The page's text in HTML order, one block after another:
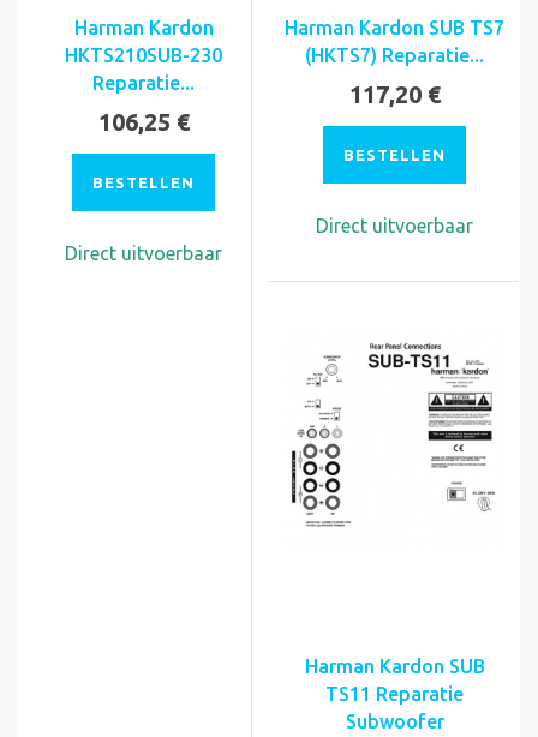
Harman Kardon
HKTS210SUB-230
Reparatie...
106,25 €
BESTELLEN
Direct uitvoerbaar
Harman Kardon SUB TS7
(HKTS7) Reparatie...
117,20 €
BESTELLEN
Direct uitvoerbaar
Harman Kardon SUB
TS11 Reparatie
Subwoofer